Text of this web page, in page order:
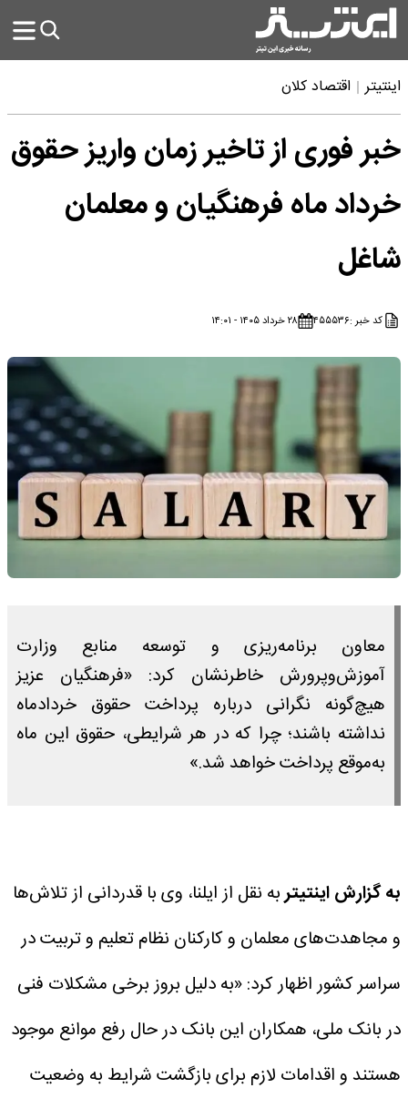
اینتیتر اقتصاد کلان
خبر فوری از تاخیر زمان واریز حقوق
خرداد ماه فرهنگیان و معلمان
شاغل
کد خبر :۴۵۵۵۳۶ ۲۸ خرداد ۱۴۰۵ - ۱۴:۰۱
معاون برنامه‌ریزی و توسعه منابع وزارت
آموزش‌وپرورش خاطرنشان کرد: «فرهنگیان عزیز
هیچ‌گونه نگرانی درباره پرداخت حقوق خردادماه
نداشته باشند؛ چرا که در هر شرایطی، حقوق این ماه
به‌موقع پرداخت خواهد شد.»
به گزارش اینتیتربه نقل از ایلنا، وی با قدردانی از تلاش‌ها
و مجاهدت‌های معلمان و کارکنان نظام تعلیم و تربیت در
سراسر کشور اظهار کرد: «به دلیل بروز برخی مشکلات فنی
در بانک ملی، همکاران این بانک در حال رفع موانع موجود
هستند و اقدامات لازم برای بازگشت شرایط به وضعیت